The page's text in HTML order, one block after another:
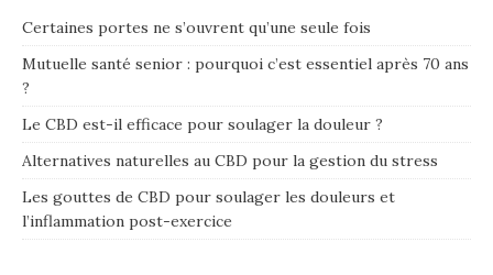
Certaines portes ne s’ouvrent qu’une seule fois
Mutuelle santé senior : pourquoi c’est essentiel après 70 ans
?
Le CBD est-il efficace pour soulager la douleur ?
Alternatives naturelles au CBD pour la gestion du stress
Les gouttes de CBD pour soulager les douleurs et
l’inflammation post-exercice